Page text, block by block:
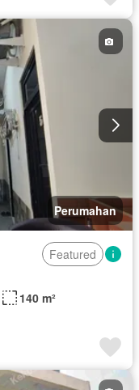
Perumahan
Featured
140 m²